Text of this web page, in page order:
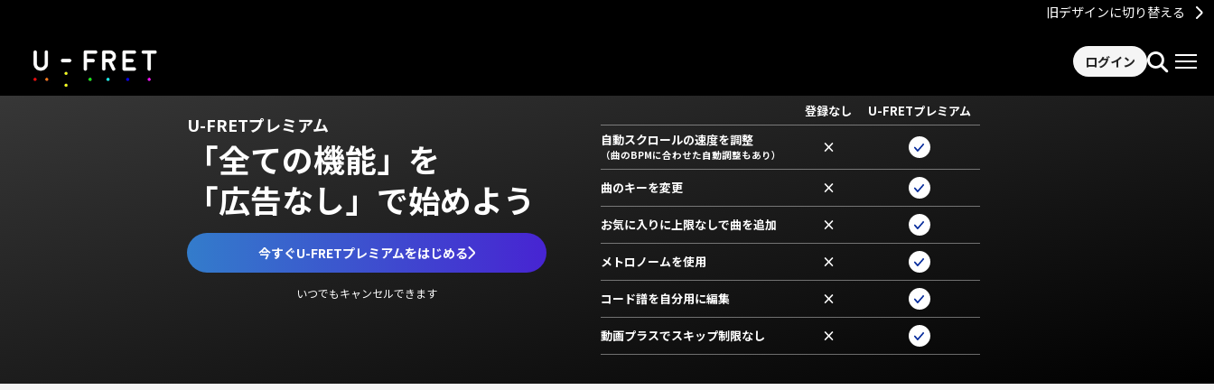
旧デザインに切り替える
ログイン
U-FRETプレミアム
「全ての機能」を
「広告なし」で始めよう
今すぐU-FRETプレミアムをはじめる
いつでもキャンセルできます
登録なし
U-FRETプレミアム
自動スクロールの速度を調整
（曲のBPMに合わせた自動調整もあり） ×
曲のキーを変更 ×
お気に入りに上限なしで曲を追加 ×
メトロノームを使用 ×
コード譜を自分用に編集 ×
動画プラスでスキップ制限なし ×